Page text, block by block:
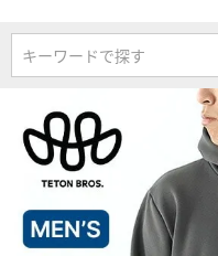
キーワードで探す